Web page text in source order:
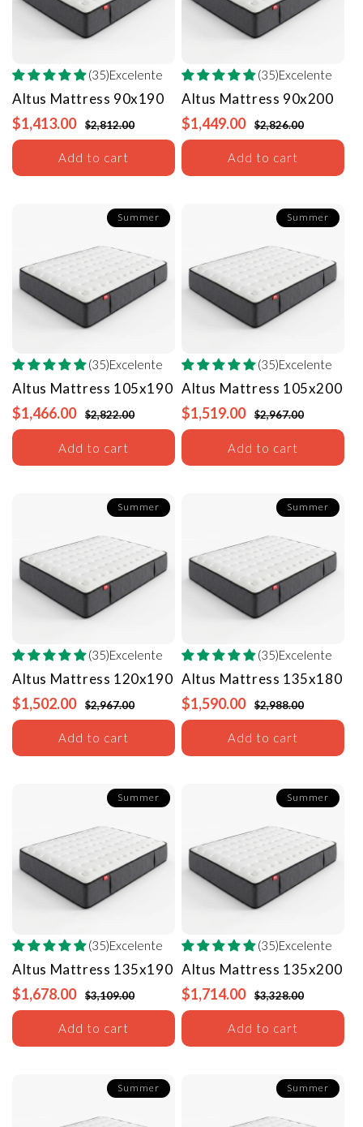
(35)Excelente
Altus Mattress 90x190
$1,413.00 $2,812.00
Add to cart
(35)Excelente
Altus Mattress 90x200
$1,449.00 $2,826.00
Add to cart
Summer
(35)Excelente
Altus Mattress 105x190
$1,466.00 $2,822.00
Add to cart
Summer
(35)Excelente
Altus Mattress 105x200
$1,519.00 $2,967.00
Add to cart
Summer
(35)Excelente
Altus Mattress 120x190
$1,502.00 $2,967.00
Add to cart
Summer
(35)Excelente
Altus Mattress 135x180
$1,590.00 $2,988.00
Add to cart
Summer
(35)Excelente
Altus Mattress 135x190
$1,678.00 $3,109.00
Add to cart
Summer
(35)Excelente
Altus Mattress 135x200
$1,714.00 $3,328.00
Add to cart
Summer Summer